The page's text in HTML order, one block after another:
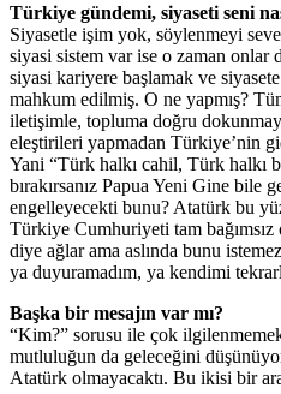
Türkiye gündemi, siyaseti seni
Siyasetle işim yok, söylenmeyi
siyasi sistem var ise o zaman onlar
siyasi kariyere başlamak ve
mahkum edilmiş. O ne yapmış?
iletişimle, topluma doğru
eleştirileri yapmadan Türkiye’nin
Yani “Türk halkı cahil, Türk halkı
bırakırsanız Papua Yeni Gine bile
engelleyecekti bunu? Atatürk bu
Türkiye Cumhuriyeti tam
diye ağlar ama aslında bunu
ya duyuramadım, ya kendimi
Başka bir mesajın var mı?
“Kim?” sorusu ile çok
mutluluğun da geleceğini
Atatürk olmayacaktı. Bu ikisi bir